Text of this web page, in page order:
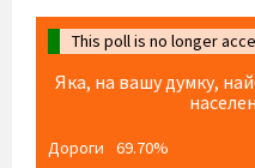
This poll is no longer
Яка, на вашу думку,
Дороги 69.70%